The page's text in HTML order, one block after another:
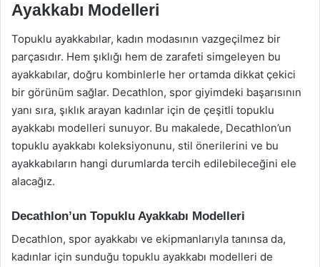
Ayakkabı Modelleri
Topuklu ayakkabılar, kadın modasının vazgeçilmez bir
parçasıdır. Hem şıklığı hem de zarafeti simgeleyen bu
ayakkabılar, doğru kombinlerle her ortamda dikkat çekici
bir görünüm sağlar. Decathlon, spor giyimdeki başarısının
yanı sıra, şıklık arayan kadınlar için de çeşitli topuklu
ayakkabı modelleri sunuyor. Bu makalede, Decathlon’un
topuklu ayakkabı koleksiyonunu, stil önerilerini ve bu
ayakkabıların hangi durumlarda tercih edilebileceğini ele
alacağız.
Decathlon’un Topuklu Ayakkabı Modelleri
Decathlon, spor ayakkabı ve ekipmanlarıyla tanınsa da,
kadınlar için sunduğu topuklu ayakkabı modelleri de